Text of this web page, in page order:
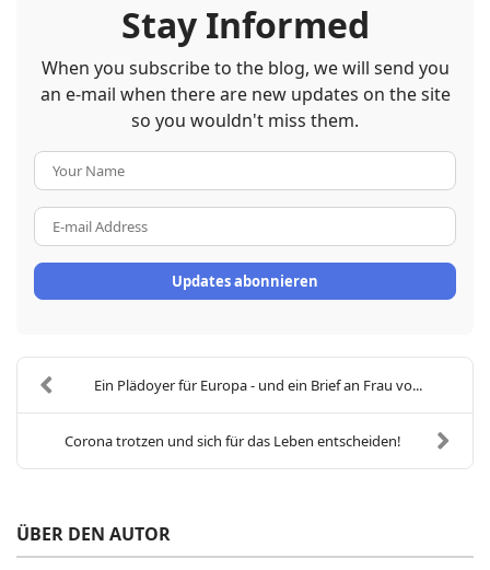
Stay Informed
When you subscribe to the blog, we will send you
an e-mail when there are new updates on the site
so you wouldn't miss them.
Name
mail
Address
Updates abonnieren
Ein Plädoyer für Europa - und ein Brief an Frau vo...
Corona trotzen und sich für das Leben entscheiden!
ÜBER DEN AUTOR